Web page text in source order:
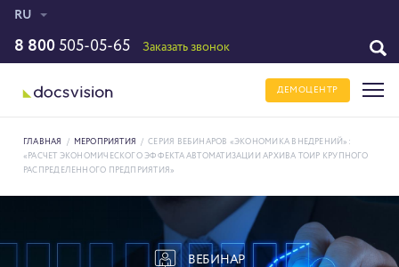
RU
8 800 505-05-65 Заказать звонок
ДЕМОЦЕНТР
ГЛАВНАЯ / МЕРОПРИЯТИЯ / СЕРИЯ ВЕБИНАРОВ «ЭКОНОМИКА ВНЕДРЕНИЙ»:
«РАСЧЕТ ЭКОНОМИЧЕСКОГО ЭФФЕКТА АВТОМАТИЗАЦИИ АРХИВА ТОИР КРУПНОГО
РАСПРЕДЕЛЕННОГО ПРЕДПРИЯТИЯ»
ВЕБИНАР